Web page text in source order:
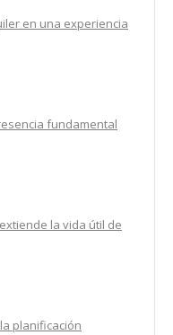
en una experiencia
fundamental
la vida útil de
planificación